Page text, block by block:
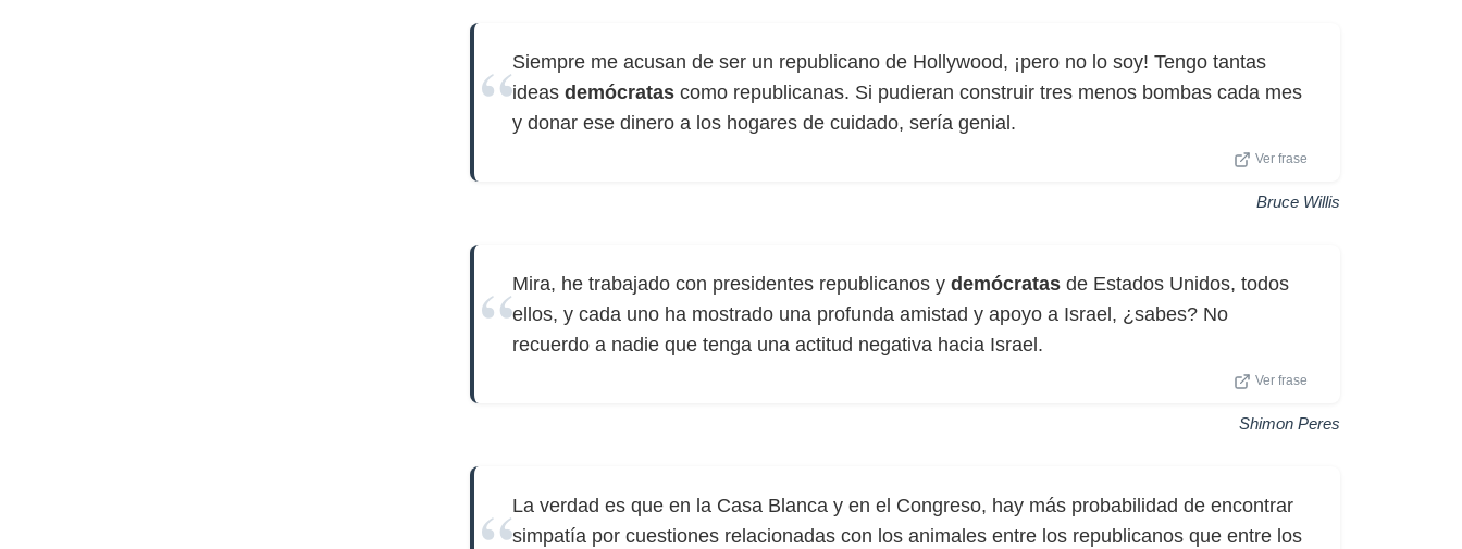
Siempre me acusan de ser un republicano de Hollywood, ¡pero no lo soy! Tengo tantas
ideas demócratas como republicanas. Si pudieran construir tres menos bombas cada mes
y donar ese dinero a los hogares de cuidado, sería genial.
Ver frase
Bruce Willis
Mira, he trabajado con presidentes republicanos y demócratas de Estados Unidos, todos
ellos, y cada uno ha mostrado una profunda amistad y apoyo a Israel, ¿sabes? No
recuerdo a nadie que tenga una actitud negativa hacia Israel.
Ver frase
Shimon Peres
La verdad es que en la Casa Blanca y en el Congreso, hay más probabilidad de encontrar
simpatía por cuestiones relacionadas con los animales entre los republicanos que entre los